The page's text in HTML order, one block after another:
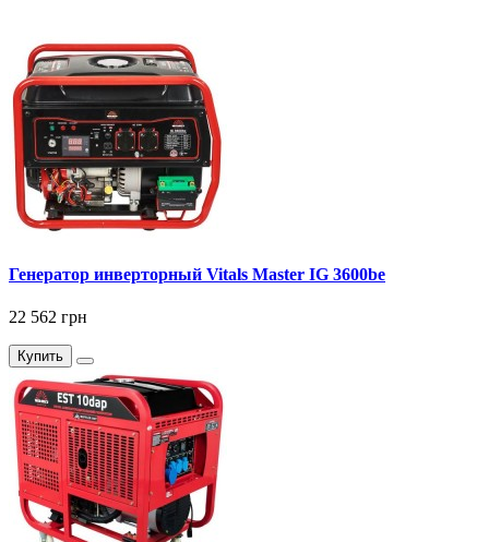
Генератор инверторный Vitals Master IG 3600be
22 562 грн
Купить